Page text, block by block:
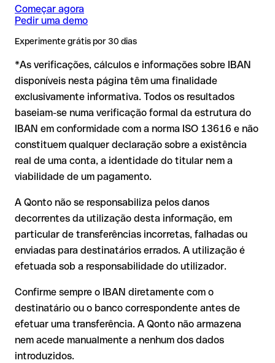
Issue with interpolation.
novas relações comerciais ou com montantes elevados.
IBAN formalmente válido mas incorreto:
forma outra combinação formalmente válida, a
transferência é executada para uma conta alheia. Nesse
caso:
O banco destinatário é obrigado a colaborar na
recuperação dos fundos
A sua instituição pode iniciar um processo de reclamação a
seu pedido
A devolução não está garantida, especialmente se o
Em transferências internacionais fora da área SEPA, a
recuperação é consideravelmente mais complexa e implica
comissões adicionais
Recomendação : verifique sempre o IBAN antes de uma
transferência com o nosso IBAN Checker gratuito e, em caso
precaução é especialmente importante com montantes
elevados ou em novas relações comerciais.
Começar agora
Pedir uma demo
Experimente grátis por 30 dias
*As verificações, cálculos e informações sobre IBAN
disponíveis nesta página têm uma finalidade
exclusivamente informativa. Todos os resultados
baseiam-se numa verificação formal da estrutura do
IBAN em conformidade com a norma ISO 13616 e não
constituem qualquer declaração sobre a existência
real de uma conta, a identidade do titular nem a
viabilidade de um pagamento.
A Qonto não se responsabiliza pelos danos
decorrentes da utilização desta informação, em
particular de transferências incorretas, falhadas ou
enviadas para destinatários errados. A utilização é
efetuada sob a responsabilidade do utilizador.
Confirme sempre o IBAN diretamente com o
destinatário ou o banco correspondente antes de
efetuar uma transferência. A Qonto não armazena
nem acede manualmente a nenhum dos dados
introduzidos.